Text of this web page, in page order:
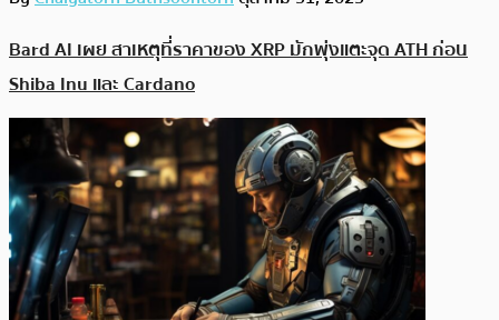
Bard AI เผย สาเหตุที่ราคาของ XRP มักพุ่งแตะจุด ATH ก่อน
Shiba Inu และ Cardano